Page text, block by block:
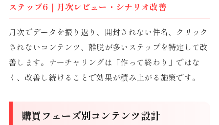
ステップ6｜月次レビュー・シナリオ改善
月次でデータを振り返り、開封されない件名、クリック
されないコンテンツ、離脱が多いステップを特定して改
善します。ナーチャリングは「作って終わり」ではな
く、改善し続けることで効果が積み上がる施策です。
購買フェーズ別コンテンツ設計